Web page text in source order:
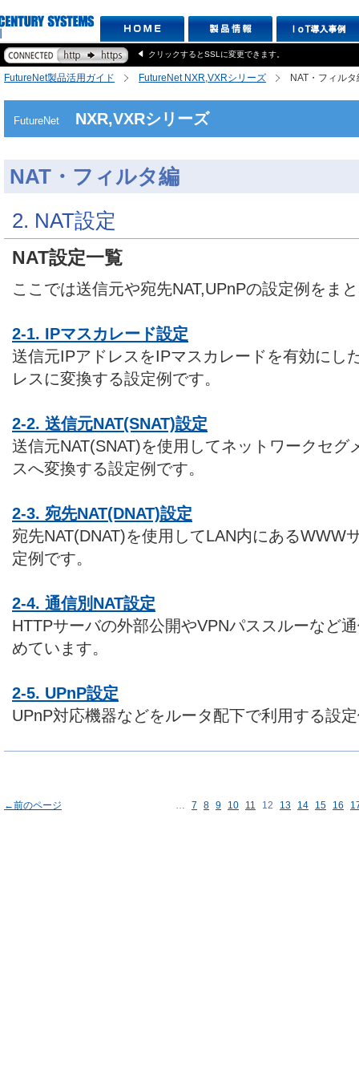
クリックするとSSLに変更できます。
FutureNet製品活用ガイド FutureNet NXR,VXRシリーズ NAT・フィルタ
FutureNet NXR,VXRシリーズ
NAT・フィルタ編
2. NAT設定
NAT設定一覧
ここでは送信元や宛先NAT,UPnPの設定例をま
2-1. IPマスカレード設定
送信元IPアドレスをIPマスカレードを有効にし
レスに変換する設定例です。
2-2. 送信元NAT(SNAT)設定
送信元NAT(SNAT)を使用してネットワークセグ
スへ変換する設定例です。
2-3. 宛先NAT(DNAT)設定
宛先NAT(DNAT)を使用してLAN内にあるWWW
定例です。
2-4. 通信別NAT設定
HTTPサーバの外部公開やVPNパススルーなど
めています。
2-5. UPnP設定
UPnP対応機器などをルータ配下で利用する設
←前のページ … 7 8 9 10 11 12 13 14 15 16